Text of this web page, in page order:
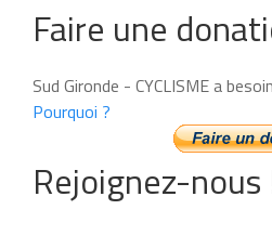
Faire une
Sud Gironde - CYCLISME a
Pourquoi ?
Rejoignez-nous